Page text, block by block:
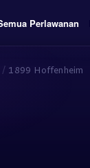
Perlawanan
/ 1899 Hoffenheim